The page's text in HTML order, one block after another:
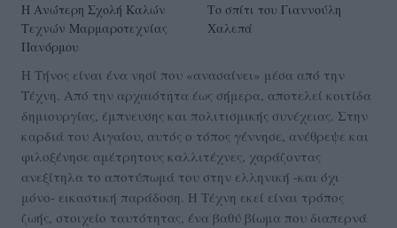
Η Ανώτερη Σχολή Καλών
Τεχνών Μαρμαροτεχνίας
Πανόρμου
Το σπίτι του Γιαννούλη
Χαλεπά
Η Τήνος είναι ένα νησί που «ανασαίνει» μέσα από την
Τέχνη. Από την αρχαιότητα έως σήμερα, αποτελεί κοιτίδα
δημιουργίας, έμπνευσης και πολιτισμικής συνέχειας. Στην
καρδιά του Αιγαίου, αυτός ο τόπος γέννησε, ανέθρεψε και
φιλοξένησε αμέτρητους καλλιτέχνες, χαράζοντας
ανεξίτηλα το αποτύπωμά του στην ελληνική -και όχι
μόνο- εικαστική παράδοση. Η Τέχνη εκεί είναι τρόπος
ζωής, στοιχείο ταυτότητας, ένα βαθύ βίωμα που διαπερνά